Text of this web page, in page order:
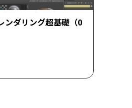
ンダリング超基礎（0